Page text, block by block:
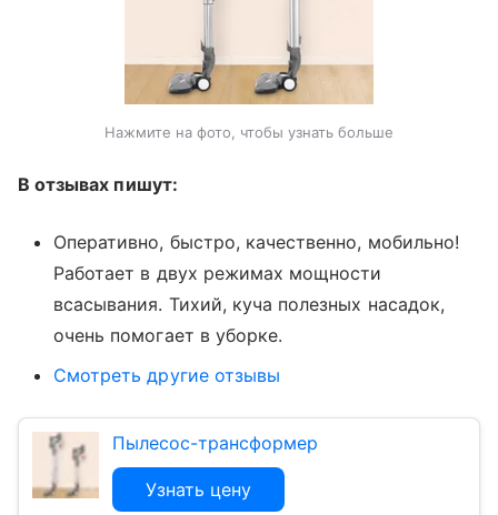
Нажмите на фото, чтобы узнать больше
В отзывах пишут:
Оперативно, быстро, качественно, мобильно!
Работает в двух режимах мощности
всасывания. Тихий, куча полезных насадок,
очень помогает в уборке.
Смотреть другие отзывы
Пылесос-трансформер
Узнать цену